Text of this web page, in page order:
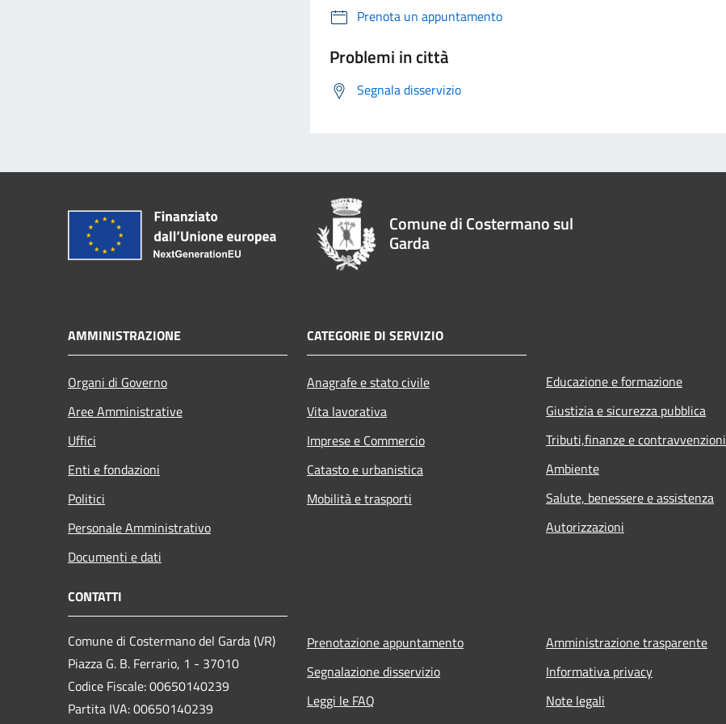
Prenota un appuntamento
Problemi in città
Segnala disservizio
Comune di Costermano sul
Garda
AMMINISTRAZIONE
Organi di Governo
Aree Amministrative
Uffici
Enti e fondazioni
Politici
Personale Amministrativo
Documenti e dati
CATEGORIE DI SERVIZIO
Anagrafe e stato civile
Vita lavorativa
Imprese e Commercio
Catasto e urbanistica
Mobilità e trasporti
Educazione e formazione
Giustizia e sicurezza pubblica
Tributi,finanze e contravvenzioni
Ambiente
Salute, benessere e assistenza
Autorizzazioni
CONTATTI
Comune di Costermano del Garda (VR)
Piazza G. B. Ferrario, 1 - 37010
Codice Fiscale: 00650140239
Partita IVA: 00650140239
Prenotazione appuntamento
Segnalazione disservizio
Leggi le FAQ
Amministrazione trasparente
Informativa privacy
Note legali